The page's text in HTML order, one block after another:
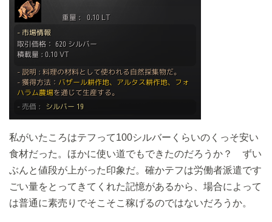
私がいたころはテフって100シルバーくらいのくっそ安い
食材だった。ほかに使い道でもできたのだろうか？ ずい
ぶんと値段が上がった印象だ。確かテフは労働者派遣です
ごい量をとってきてくれた記憶があるから、場合によって
は普通に素売りでそこそこ稼げるのではないだろうか。